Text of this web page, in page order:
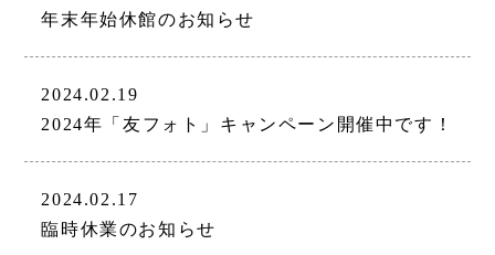
年末年始休館のお知らせ
2024.02.19
2024年「友フォト」キャンペーン開催中です！
2024.02.17
臨時休業のお知らせ